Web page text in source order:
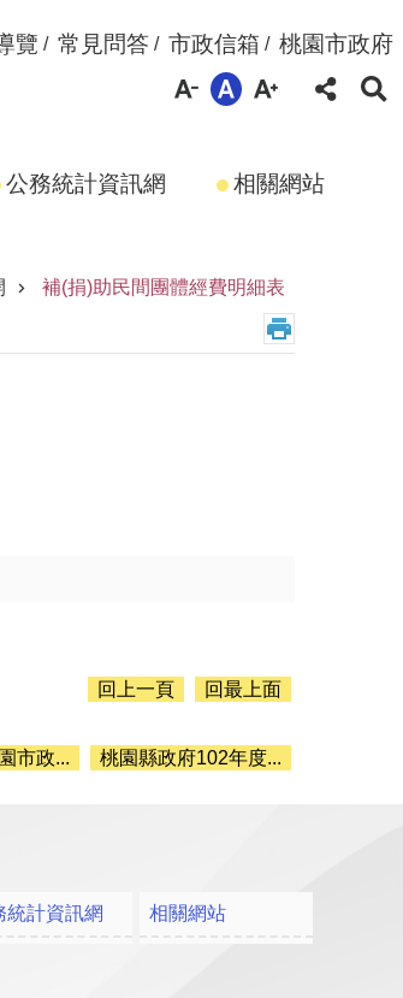
覽 常見問答 市政信箱 桃園市政府
公務統計資訊網 相關網站
補(捐)助民間團體經費明細表
回上一頁 回最上面
市政... 桃園縣政府102年度...
統計資訊網 相關網站